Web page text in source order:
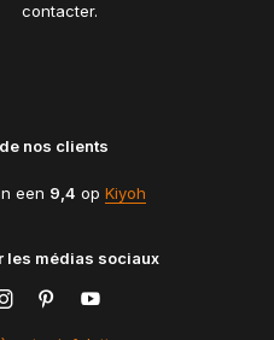
contacter.
nos clients
een 9,4 op Kiyoh
les médias sociaux